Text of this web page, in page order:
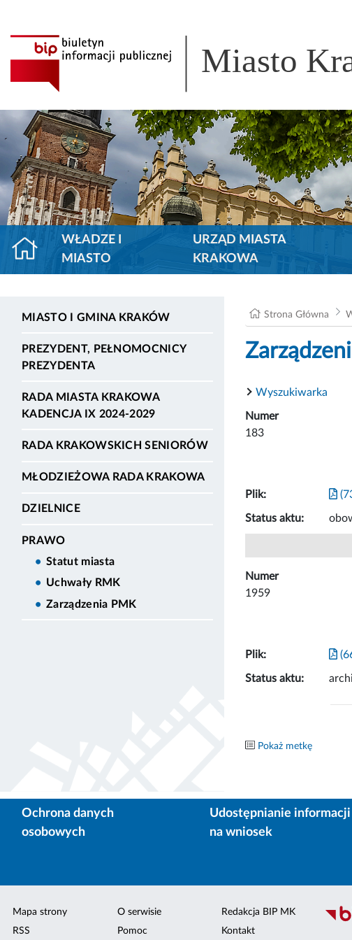
Miasto
WŁADZE I
MIASTO
URZĄD MIASTA
KRAKOWA
MIASTO I GMINA KRAKÓW
PREZYDENT, PEŁNOMOCNICY
PREZYDENTA
RADA MIASTA KRAKOWA
KADENCJA IX 2024-2029
RADA KRAKOWSKICH SENIORÓW
MŁODZIEŻOWA RADA KRAKOWA
DZIELNICE
PRAWO
Statut miasta
Uchwały RMK
Zarządzenia PMK
Strona Główna
Wyszukiwarka
Numer
183
Plik:
Status aktu:
Numer
1959
Plik:
Status aktu:
Pokaż metkę
Ochrona danych
osobowych
Udostępnianie informacji
na wniosek
Mapa strony
RSS
O serwisie
Pomoc
Redakcja BIP MK
Kontakt